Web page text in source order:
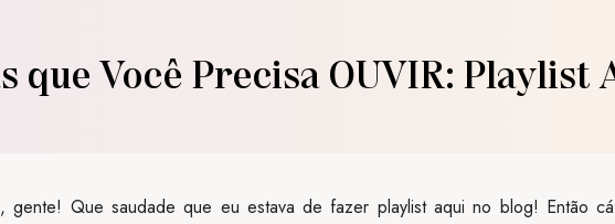
que Você Precisa OUVIR: Playlist
gente! Que saudade que eu estava de fazer playlist aqui no blog! Então cá